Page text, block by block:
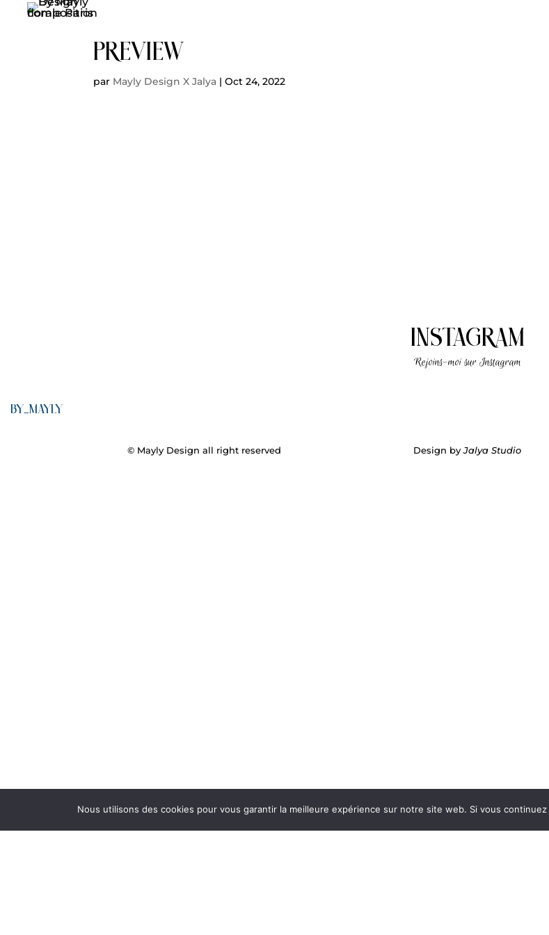
Preview
par Mayly Design X Jalya |Oct 24, 2022
INSTAGRAM
Rejoins-moi sur Instagram
by_mayly
© Mayly Design all right reserved Design byJalya Studio
Nous utilisons des cookies pour vous garantir la meilleure expérience sur notre site web. Si vous